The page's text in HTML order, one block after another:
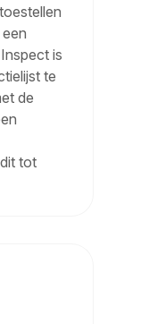
is
te
de
tot